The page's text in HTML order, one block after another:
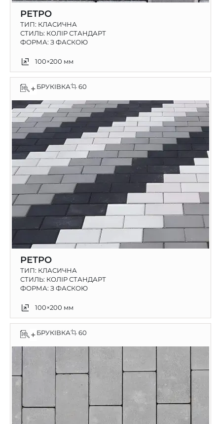
РЕТРО
ТИП: КЛАСИЧНА
СТИЛЬ: КОЛІР СТАНДАРТ
ФОРМА: З ФАСКОЮ
100×200 мм
+ БРУКІВКА 60
РЕТРО
ТИП: КЛАСИЧНА
СТИЛЬ: КОЛІР СТАНДАРТ
ФОРМА: З ФАСКОЮ
100×200 мм
+ БРУКІВКА 60